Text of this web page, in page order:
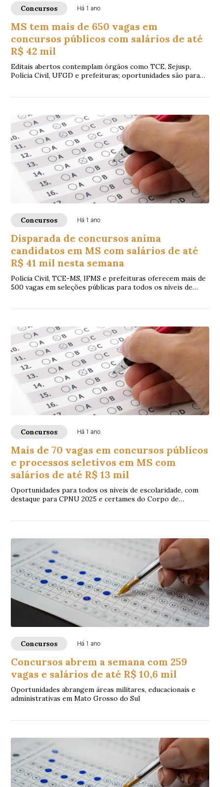
Concursos Há 1 ano
MS tem mais de 650 vagas em
concursos públicos com salários de até
R$ 42 mil
Editais abertos contemplam órgãos como TCE, Sejusp,
Polícia Civil, UFGD e prefeituras; oportunidades são para
Concursos Há 1 ano
Disparada de concursos anima
candidatos em MS com salários de até
R$ 41 mil nesta semana
Polícia Civil, TCE-MS, IFMS e prefeituras oferecem mais de
500 vagas em seleções públicas para todos os níveis de
Concursos Há 1 ano
Mais de 70 vagas em concursos públicos
e processos seletivos em MS com
salários de até R$ 13 mil
Oportunidades para todos os níveis de escolaridade, com
destaque para CPNU 2025 e certames do Corpo de
Concursos Há 1 ano
Concursos abrem a semana com 259
vagas e salários de até R$ 10,6 mil
Oportunidades abrangem áreas militares, educacionais e
administrativas em Mato Grosso do Sul